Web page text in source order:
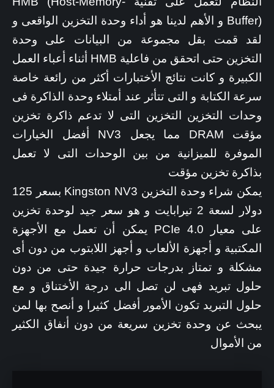
Buffer) و الأهم لدينا هو أداء وحدة التخزين الواقعى و
لقد قمت بقل مجموعة من البيانات على وحدة
التخزين حتى اتحقق من فاعلية HMB أثناء أعباء العمل
الكبيرة و كانت نتائج الأختبارات أكثر من رائعة خاصة
سرعة الكتابة و التى تتأثر عند أمتلاء وحدة الذاكرة فى
وحدات التخزين التخزين التى لا تدعم ذاكرة تخزين
مؤقت DRAM مما يجعل NV3 أفضل الخيارات
الموفرة للميزانية من بين الوحدات التى لا تعمل
بذاكرة تخزين مؤقت
يمكن شراء وحدة التخزين Kingston NV3 بسعر 125
دولار لسعة 2 تيرابايت و هو سعر جيد لوحدة تخزين
على معيار PCIe 4.0 يمكن أن تعمل مع الأجهزة
المكتبية و أجهزة الألعاب و أجهز اللابتوب من دون أى
مشكلة و تمتاز بدرجات حرارة جيدة حتى من دون
حلول تبريد فهى لن تصل الى درجة الأختناق و مع
حلول التبريد تكون الأمور أفضل كثيرا و أنصح بها لمن
يبحث عن وحدة تخزين سريعة من دون أنفاق الكثير
من الأموال